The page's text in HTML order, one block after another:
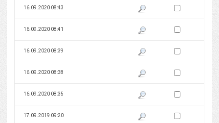
16.09.2020 08:43 Pokaż podgląd wersji z dnia
Zaznacz wersję do
16.09.2020 08:41 Pokaż podgląd wersji z dnia
Zaznacz wersję do
16.09.2020 08:39 Pokaż podgląd wersji z dnia
Zaznacz wersję do
16.09.2020 08:38 Pokaż podgląd wersji z dnia
Zaznacz wersję do
16.09.2020 08:35 Pokaż podgląd wersji z dnia
Zaznacz wersję do
17.09.2019 09:20 Pokaż podgląd wersji z dnia
Zaznacz wersję do